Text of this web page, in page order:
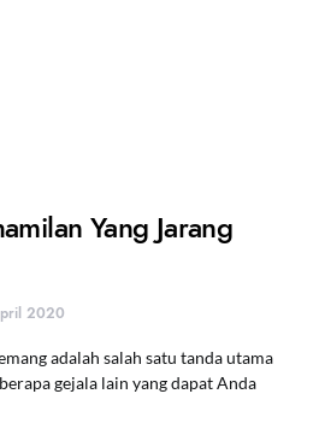
Yang Jarang
2020
adalah salah satu tanda utama
gejala lain yang dapat Anda